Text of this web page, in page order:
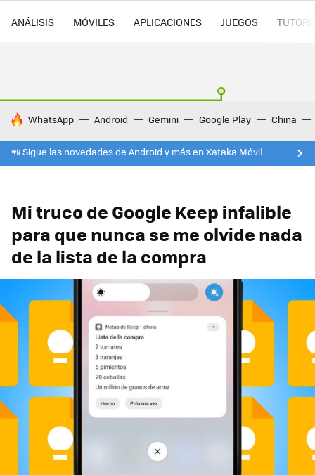
ANÁLISIS MÓVILES APLICACIONES JUEGOS
HOY SE HABLA DE
WhatsApp Android Gemini Google Play China
📲 Sigue las novedades de Android y más en Xataka Móvil
Mi truco de Google Keep infalible
para que nunca se me olvide nada
de la lista de la compra